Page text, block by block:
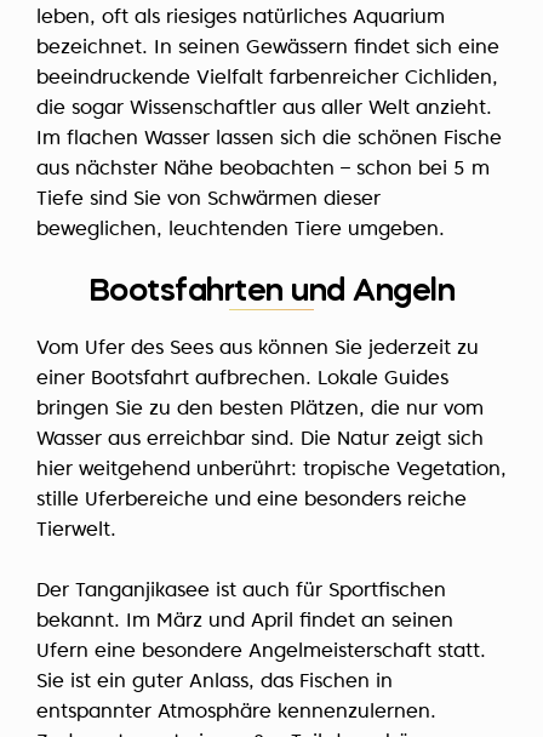
leben, oft als riesiges natürliches Aquarium
bezeichnet. In seinen Gewässern findet sich eine
beeindruckende Vielfalt farbenreicher Cichliden,
die sogar Wissenschaftler aus aller Welt anzieht.
Im flachen Wasser lassen sich die schönen Fische
aus nächster Nähe beobachten – schon bei 5 m
Tiefe sind Sie von Schwärmen dieser
beweglichen, leuchtenden Tiere umgeben.
Bootsfahrten und Angeln
Vom Ufer des Sees aus können Sie jederzeit zu
einer Bootsfahrt aufbrechen. Lokale Guides
bringen Sie zu den besten Plätzen, die nur vom
Wasser aus erreichbar sind. Die Natur zeigt sich
hier weitgehend unberührt: tropische Vegetation,
stille Uferbereiche und eine besonders reiche
Tierwelt.
Der Tanganjikasee ist auch für Sportfischen
bekannt. Im März und April findet an seinen
Ufern eine besondere Angelmeisterschaft statt.
Sie ist ein guter Anlass, das Fischen in
entspannter Atmosphäre kennenzulernen.